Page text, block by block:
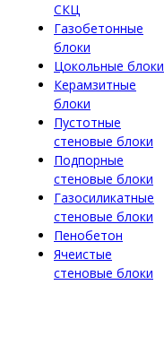
СКЦ
Газобетонные
блоки
Цокольные блоки
Керамзитные
блоки
Пустотные
стеновые блоки
Подпорные
стеновые блоки
Газосиликатные
стеновые блоки
Пенобетон
Ячеистые
стеновые блоки